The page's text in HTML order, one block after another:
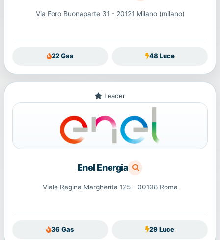
Via Foro Buonaparte 31 - 20121 Milano (milano)
22 Gas 48 Luce
Leader
Enel Energia
Viale Regina Margherita 125 - 00198 Roma
36 Gas 29 Luce